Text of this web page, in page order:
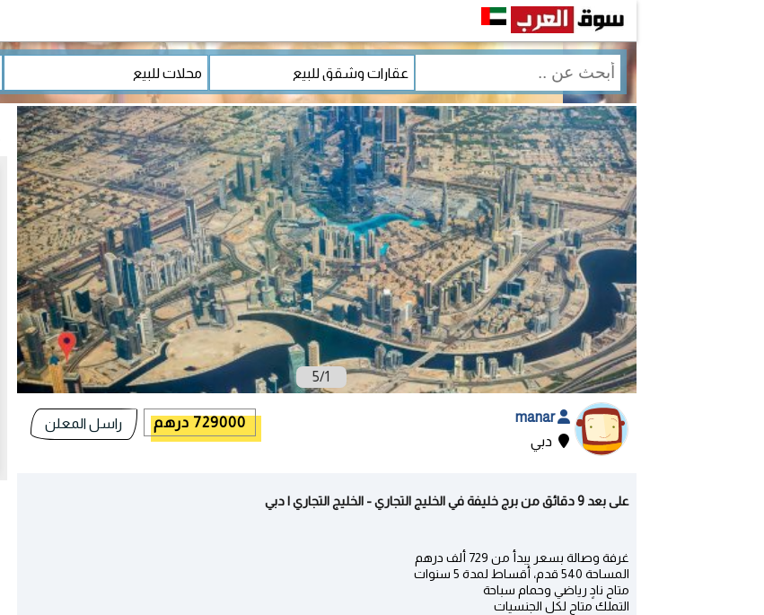
1
/
5
manar
دبي
729000 درهم راسل المعلن
على بعد 9 دقائق من برج خليفة في الخليج التجاري - الخليج التجاري | دبي
غرفة وصالة بسعر يبدأ من 729 ألف درهم
المساحة 540 قدم، أقساط لمدة 5 سنوات
متاح نادٍ رياضي وحمام سباحة
التملك متاح لكل الجنسيات